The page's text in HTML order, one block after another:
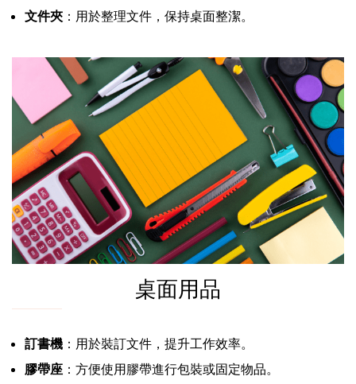
文件夾 ：用於整理文件，保持桌面整潔。
桌面用品
訂書機 ：用於裝訂文件，提升工作效率。
膠帶座 ：方便使用膠帶進行包裝或固定物品。